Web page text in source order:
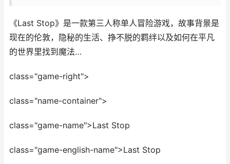
《Last Stop》是一款第三人称单人冒险游戏，故事背景是
现在的伦敦，隐秘的生活、挣不脱的羁绊以及如何在平凡
的世界里找到魔法…
class="game-right">
class="name-container">
class="game-name">Last Stop
class="game-english-name">Last Stop